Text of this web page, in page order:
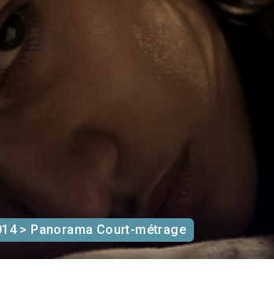
> Panorama Court-métrage